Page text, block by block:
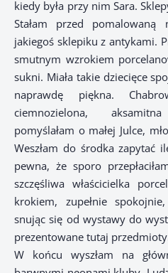
kiedy była przy nim Sara.
Stałam przed
jakiegoś sklepiku z antykami.
smutnym wzrokiem
sukni. Miała takie dziecięce
naprawdę piękna.
ciemnozielona,
pomyślałam o małej Julce,
Weszłam do środka zapytać
pewna, że sporo
szczęśliwa właścicielka
krokiem, zupełnie
snując się od wystawy do
prezentowane tutaj
W końcu wyszłam na